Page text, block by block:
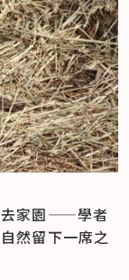
去家園——學者
然留下一席之